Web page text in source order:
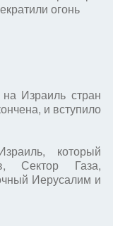
огонь
Израиль стран
и вступило
который
Сектор Газа,
Иерусалим и